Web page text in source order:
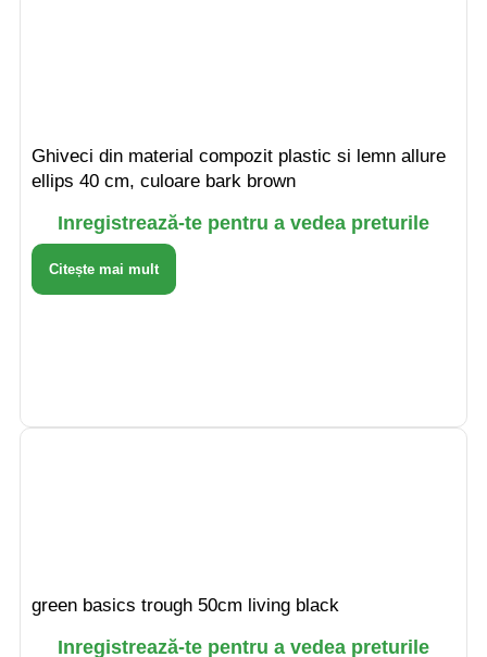
Ghiveci din material compozit plastic si lemn allure
ellips 40 cm, culoare bark brown
Inregistrează-te pentru a vedea preturile
Citește mai mult
green basics trough 50cm living black
Inregistrează-te pentru a vedea preturile